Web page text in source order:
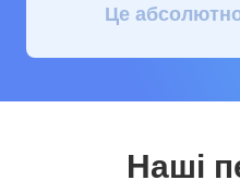
Це
Наші